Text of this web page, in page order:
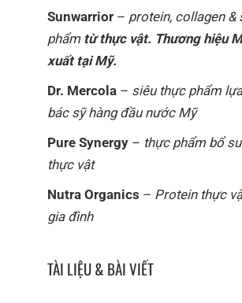
Sunwarrior – protein, collagen &
phẩm từ thực vật. Thương hiệu
xuất tại Mỹ.
Dr. Mercola – siêu thực phẩm
bác sỹ hàng đầu nước Mỹ
Pure Synergy – thực phẩm bổ
thực vật
Nutra Organics – Protein thực
gia đình
TÀI LIỆU & BÀI VIẾT